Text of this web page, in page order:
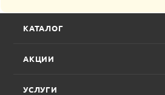
КАТАЛОГ
АКЦИИ
УСЛУГИ